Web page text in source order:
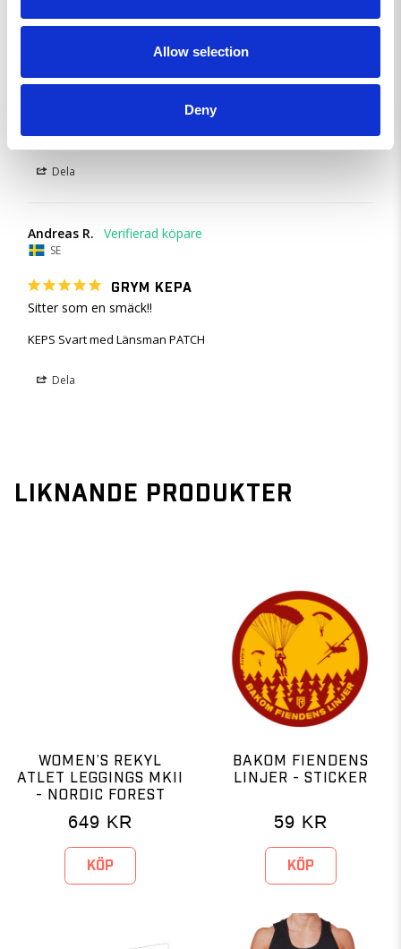
Allow selection
Deny
Leif S.
SNABBT OCH ENKELT.
Dela
Andreas R.
SE
GRYM KEPA
Sitter som en smäck!!
KEPS Svart med Länsman PATCH
Dela
LIKNANDE PRODUKTER
WOMEN’S REKYL
ATLET LEGGINGS MKII
- NORDIC FOREST
649 KR
KÖP
BAKOM FIENDENS
LINJER - STICKER
59 KR
KÖP